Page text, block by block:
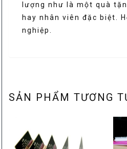
lượng như là một quà
hay nhân viên đặc biệt.
nghiệp.
SẢN PHẨM TƯƠNG